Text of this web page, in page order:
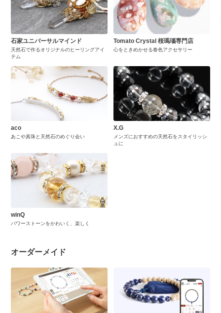
石家ユニバーサルマインド
天然石で作るオリジナルのヒーリングアイ
テム
Tomato Crystal 桜瑪瑙専門店
心をときめかせる春色アクセサリー
aco
あこや真珠と天然石のめぐり会い
X.G
メンズにおすすめの天然石をスタイリッシ
ュに
winQ
パワーストーンをかわいく、楽しく
オーダーメイド